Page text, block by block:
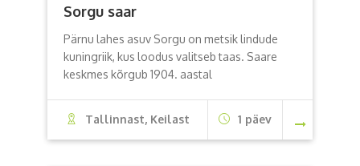
Sorgu saar
Pärnu lahes asuv Sorgu on metsik lindude
kuningriik, kus loodus valitseb taas. Saare
keskmes kõrgub 1904. aastal
Tallinnast, Keilast 1 päev